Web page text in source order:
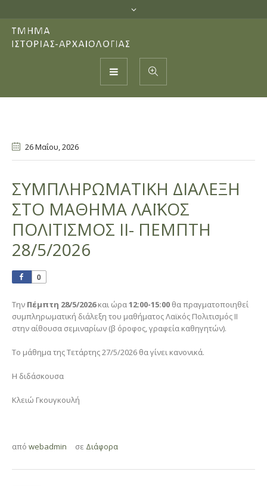
26 Μαΐου, 2026
ΣΥΜΠΛΗΡΩΜΑΤΙΚΗ ΔΙΑΛΕΞΗ
ΣΤΟ ΜΑΘΗΜΑ ΛΑΪΚΟΣ
ΠΟΛΙΤΙΣΜΟΣ ΙΙ- ΠΕΜΠΤΗ
28/5/2026
0
Την Πέμπτη 28/5/2026και ώρα12:00-15:00 θα πραγματοποιηθεί
συμπληρωματική διάλεξη του μαθήματος Λαϊκός Πολιτισμός ΙΙ
στην αίθουσα σεμιναρίων (β όροφος, γραφεία καθηγητών).
Το μάθημα της Τετάρτης 27/5/2026 θα γίνει κανονικά.
Η διδάσκουσα
Κλειώ Γκουγκουλή
από webadmin σε Διάφορα